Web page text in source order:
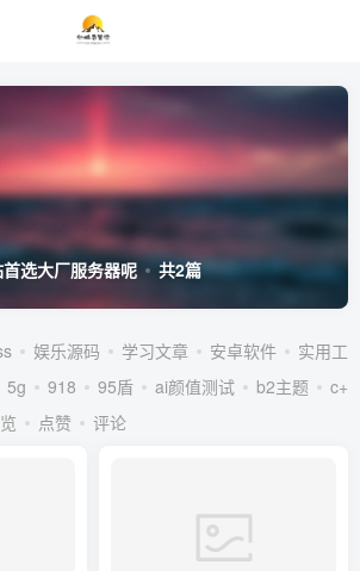
选大厂服务器呢 共2篇
娱乐源码 学习文章 安卓软件
实用工
5g 918 95盾 ai颜值测试 b2主题
c++
点赞 评论